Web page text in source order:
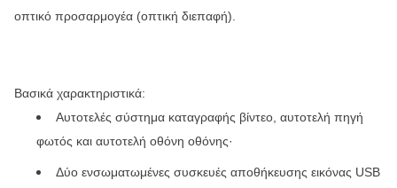
οπτικό προσαρμογέα (οπτική διεπαφή).
Βασικά χαρακτηριστικά:
Αυτοτελές σύστημα καταγραφής βίντεο, αυτοτελή πηγή
φωτός και αυτοτελή οθόνη οθόνης·
Δύο ενσωματωμένες συσκευές αποθήκευσης εικόνας USB